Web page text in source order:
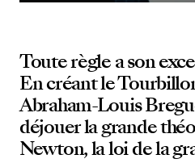
Toute règle a son
En créant le
Abraham-Louis
déjouer la grande
Newton, la loi de la